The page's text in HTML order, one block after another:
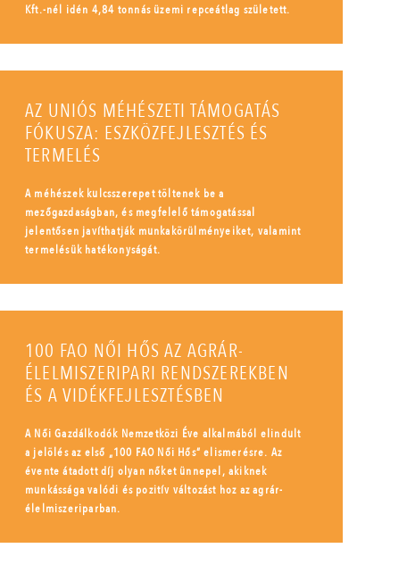
Kft.-nél idén 4,84 tonnás üzemi repceátlag született.
AZ UNIÓS MÉHÉSZETI TÁMOGATÁS
FÓKUSZA: ESZKÖZFEJLESZTÉS ÉS
TERMELÉS
A méhészek kulcsszerepet töltenek be a
mezőgazdaságban, és megfelelő támogatással
jelentősen javíthatják munkakörülményeiket, valamint
termelésük hatékonyságát.
100 FAO NŐI HŐS AZ AGRÁR-
ÉLELMISZERIPARI RENDSZEREKBEN
ÉS A VIDÉKFEJLESZTÉSBEN
A Női Gazdálkodók Nemzetközi Éve alkalmából elindult
a jelölés az első „100 FAO Női Hős” elismerésre. Az
évente átadott díj olyan nőket ünnepel, akiknek
munkássága valódi és pozitív változást hoz az agrár-
élelmiszeriparban.